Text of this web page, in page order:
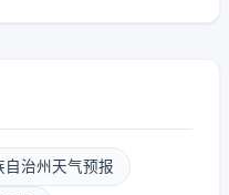
自治州天气预报